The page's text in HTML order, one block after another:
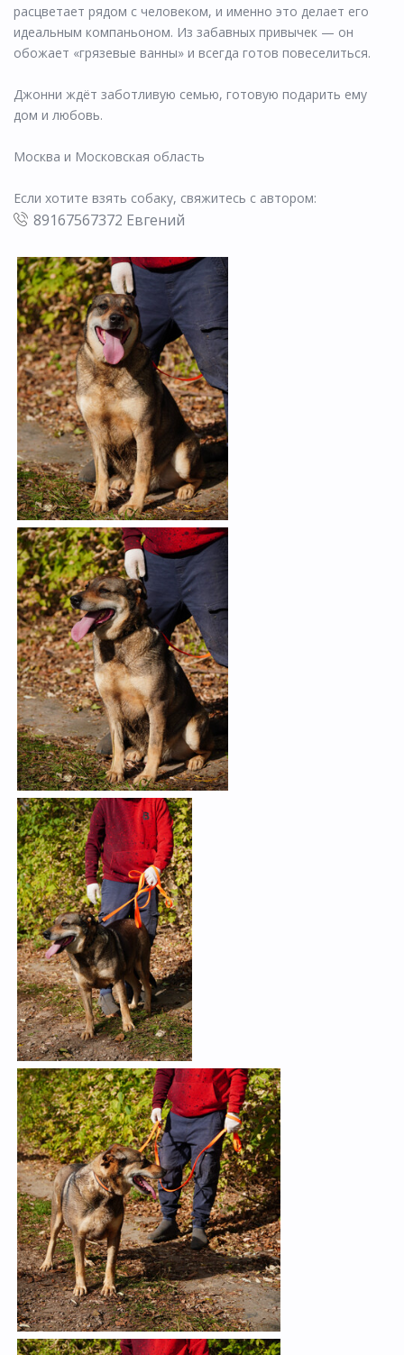
расцветает рядом с человеком, и именно это делает его
идеальным компаньоном. Из забавных привычек — он
обожает «грязевые ванны» и всегда готов повеселиться.
Джонни ждёт заботливую семью, готовую подарить ему
дом и любовь.
Москва и Московская область
Если хотите взять собаку, свяжитесь с автором:
89167567372 Евгений